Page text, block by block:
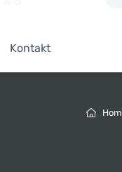
Kontakt